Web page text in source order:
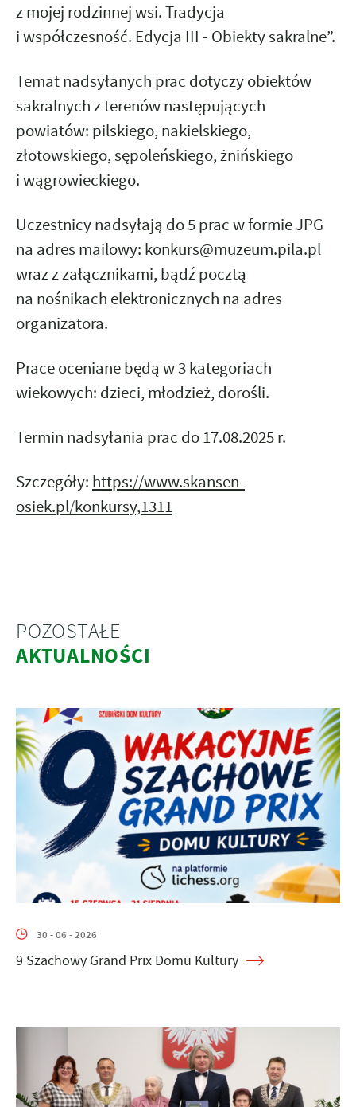
z mojej rodzinnej wsi. Tradycja
i współczesność. Edycja III - Obiekty sakralne”.
Temat nadsyłanych prac dotyczy obiektów
sakralnych z terenów następujących
powiatów: pilskiego, nakielskiego,
złotowskiego, sępoleńskiego, żnińskiego
i wągrowieckiego.
Uczestnicy nadsyłają do 5 prac w formie JPG
na adres mailowy: konkurs@muzeum.pila.pl
wraz z załącznikami, bądź pocztą
na nośnikach elektronicznych na adres
organizatora.
Prace oceniane będą w 3 kategoriach
wiekowych: dzieci, młodzież, dorośli.
Termin nadsyłania prac do 17.08.2025 r.
Szczegóły: https://www.skansen-
osiek.pl/konkursy,1311
POZOSTAŁE
AKTUALNOŚCI
30 - 06 - 2026
9 Szachowy Grand Prix Domu Kultury